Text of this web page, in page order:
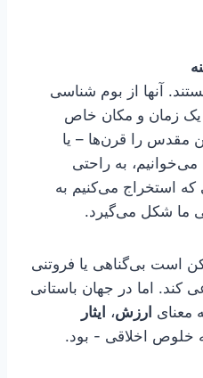
آنها از بوم شناسی
یک زمان و مکان خاص
مقدس را قرن‌ها – یا
به راحتی
استخراج می‌کنیم به
ما شکل می‌گیرد.
است بی‌گناهی یا فروتنی
کند. اما در جهان باستانی
معنای ارزش، ایثار
خلوص اخلاقی - بود.